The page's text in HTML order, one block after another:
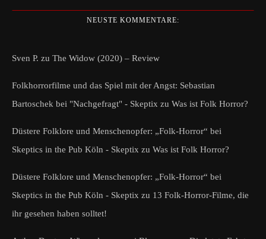
NEUSTE KOMMENTARE:
Sven P. zu The Widow (2020) – Review
Folkhorrorfilme und das Spiel mit der Angst: Sebastian
Bartoschek bei "Nachgefragt" - Skeptix zu Was ist Folk Horror?
Düstere Folklore und Menschenopfer: „Folk-Horror“ bei
Skeptics in the Pub Köln - Skeptix zu Was ist Folk Horror?
Düstere Folklore und Menschenopfer: „Folk-Horror“ bei
Skeptics in the Pub Köln - Skeptix zu 13 Folk-Horror-Filme, die
ihr gesehen haben solltet!